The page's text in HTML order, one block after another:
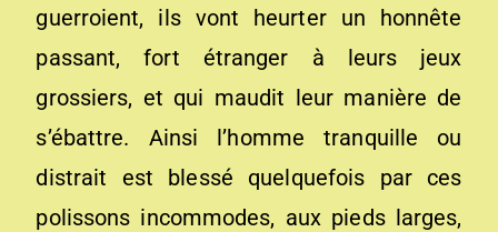
guerroient, ils vont heurter un honnête
passant, fort étranger à leurs jeux
grossiers, et qui maudit leur manière de
s’ébattre. Ainsi l’homme tranquille ou
distrait est blessé quelquefois par ces
polissons incommodes, aux pieds larges,